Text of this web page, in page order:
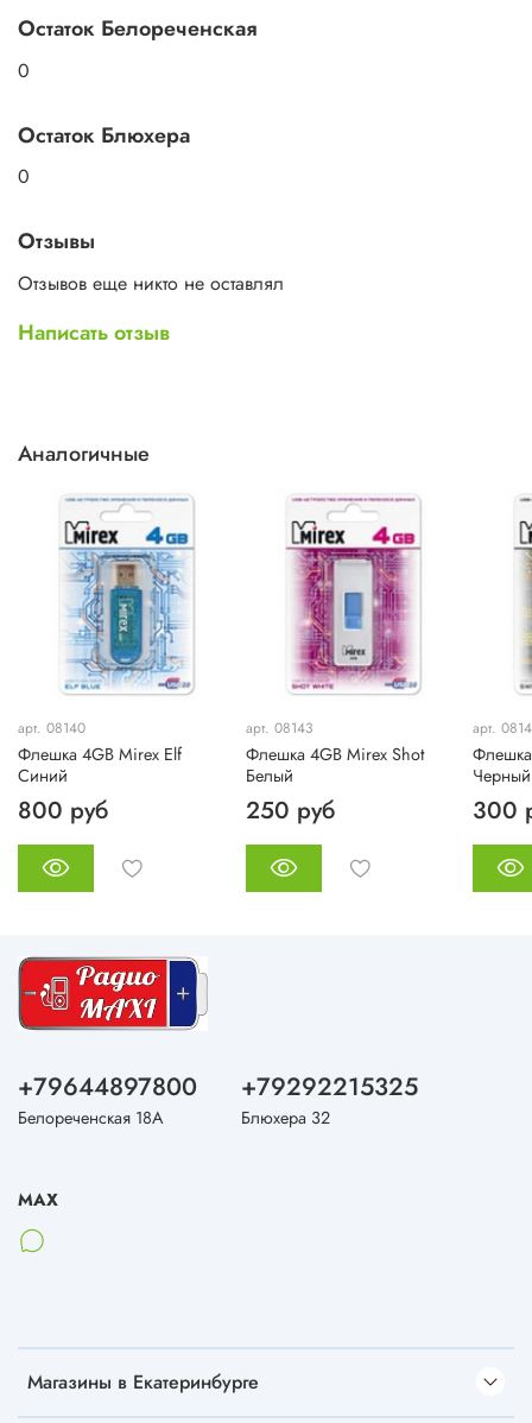
usbFlash_connector_1, закрывается колпачком
Остаток Белореченская
0
Остаток Блюхера
0
Отзывы
Отзывов еще никто не оставлял
Написать отзыв
Аналогичные
арт. 08140
Флешка 4GB Mirex Elf
Синий
800 руб
арт. 08143
Флешка 4GB Mirex Shot
Белый
250 руб
арт.
Черный
300
Магазины в Екатеринбурге
+79644897800
Белореченская 18А
+79292215325
Блюхера 32
MAX